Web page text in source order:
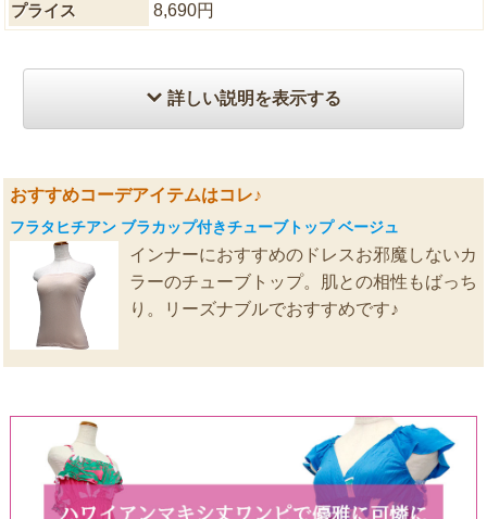
プライス
8,690円
詳しい説明を表示する
おすすめコーデアイテムはコレ♪
フラタヒチアン ブラカップ付きチューブトップ ベージュ
インナーにおすすめのドレスお邪魔しないカ
ラーのチューブトップ。肌との相性もばっち
り。リーズナブルでおすすめです♪